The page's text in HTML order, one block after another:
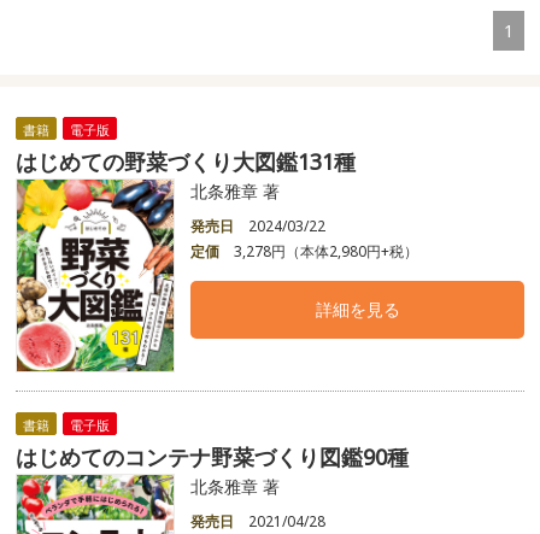
1
書籍 電子版
はじめての野菜づくり大図鑑131種
北条雅章 著
発売日
2024/03/22
定価
3,278円（本体2,980円+税）
詳細を見る
書籍 電子版
はじめてのコンテナ野菜づくり図鑑90種
北条雅章 著
発売日
2021/04/28